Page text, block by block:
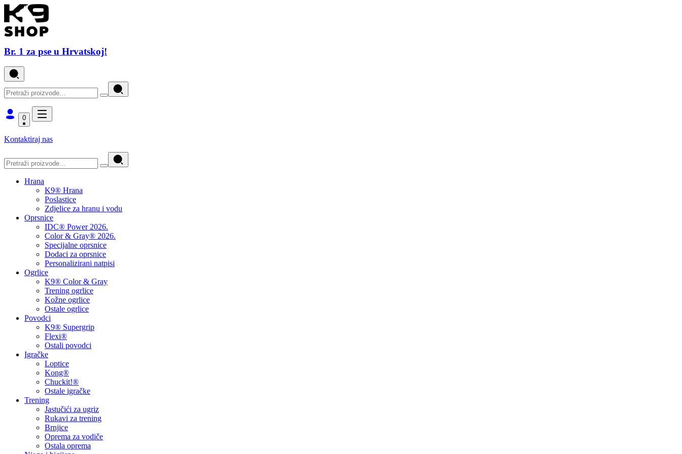
Br. 1 za pse u Hrvatskoj!
0
Kontaktiraj nas
Hrana
K9® Hrana
Poslastice
Zdjelice za hranu i vodu
Oprsnice
IDC® Power 2026.
Color & Gray® 2026.
Specijalne oprsnice
Dodaci za oprsnice
Personalizirani natpisi
Ogrlice
K9® Color & Gray
Trening ogrlice
Kožne ogrlice
Ostale ogrlice
Povodci
K9® Supergrip
Flexi®
Ostali povodci
Igračke
Loptice
Kong®
Chuckit!®
Ostale igračke
Trening
Jastučići za ugriz
Rukavi za trening
Brnjice
Oprema za vodiče
Ostala oprema